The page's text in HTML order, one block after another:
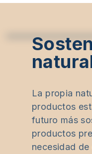
La propia
productos
futuro más
productos
necesidad